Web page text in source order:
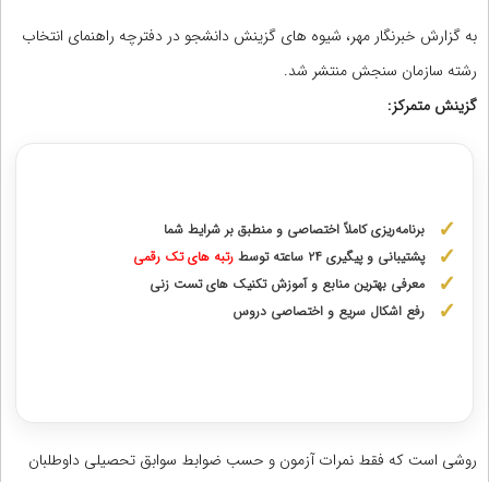
به گزارش خبرنگار مهر، شیوه های گزینش دانشجو در دفترچه راهنمای انتخاب
رشته سازمان سنجش منتشر شد.
گزینش متمرکز:
برنامه‌ریزی کاملاً اختصاصی و منطبق بر شرایط شما
پشتیبانی و پیگیری ۲۴ ساعته توسط
رتبه‌ های تک رقمی
معرفی بهترین منابع و آموزش تکنیک های تست زنی
رفع اشکال سریع و اختصاصی دروس
روشی است که فقط نمرات آزمون و حسب ضوابط سوابق تحصیلی داوطلبان